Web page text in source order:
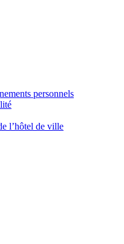
personnels
l’hôtel de ville